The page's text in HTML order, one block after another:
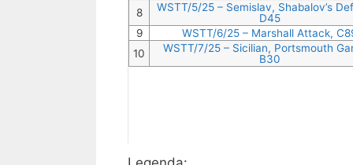
8
WSTT/5/25 – Semislav, Shabalov’s
D45
9
WSTT/6/25 – Marshall Attack,
10
WSTT/7/25 – Sicilian, Portsmouth
B30